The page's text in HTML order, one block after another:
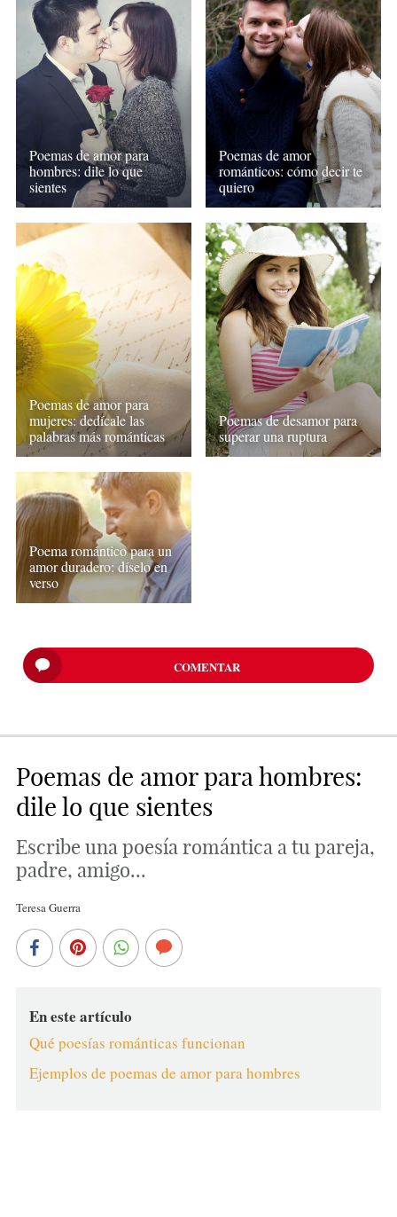
Poemas de amor para
hombres: dile lo que
sientes
Poemas de amor
románticos: cómo decir te
quiero
Poemas de amor para
mujeres: dedícale las
palabras más románticas
Poemas de desamor para
superar una ruptura
Poema romántico para un
amor duradero: díselo en
verso
COMENTAR
Poemas de amor para hombres:
dile lo que sientes
Escribe una poesía romántica a tu pareja,
padre, amigo...
Teresa Guerra
En este artículo
Qué poesías románticas funcionan
Ejemplos de poemas de amor para hombres